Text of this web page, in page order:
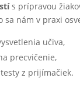
s prípravou
sa nám v praxi
učiva,
precvičenie,
z prijímačiek.